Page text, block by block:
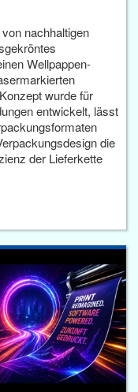
nachhaltigen
Wellpappen-
wurde für
entwickelt, lässt
die
der Lieferkette